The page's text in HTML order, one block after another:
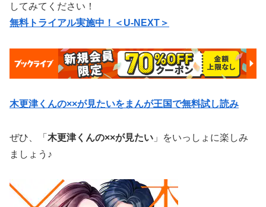
してみてください！
無料トライアル実施中！＜U-NEXT＞
木更津くんの××が見たいをまんが王国で無料試し読み
ぜひ、「 木更津くんの××が見たい 」をいっしょに楽しみ
ましょう♪